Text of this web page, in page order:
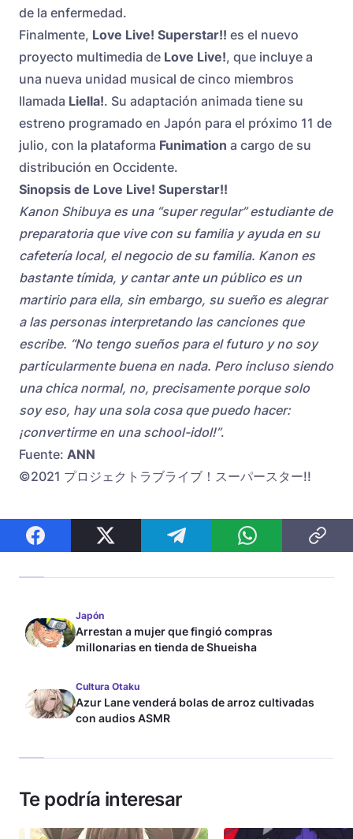
de la enfermedad.
Finalmente, Love Live! Superstar!! es el nuevo
proyecto multimedia de Love Live!, que incluye a
una nueva unidad musical de cinco miembros
llamada Liella!. Su adaptación animada tiene su
estreno programado en Japón para el próximo 11 de
julio, con la plataforma Funimation a cargo de su
distribución en Occidente.
Sinopsis de Love Live! Superstar!!
Kanon Shibuya es una “super regular” estudiante de
preparatoria que vive con su familia y ayuda en su
cafetería local, el negocio de su familia. Kanon es
bastante tímida, y cantar ante un público es un
martirio para ella, sin embargo, su sueño es alegrar
a las personas interpretando las canciones que
escribe. “No tengo sueños para el futuro y no soy
particularmente buena en nada. Pero incluso siendo
una chica normal, no, precisamente porque solo
soy eso, hay una sola cosa que puedo hacer:
¡convertirme en una school-idol!”.
Fuente: ANN
©2021 プロジェクトラブライブ！スーパースター!!
Japón
Arrestan a mujer que fingió compras
millonarias en tienda de Shueisha
Cultura Otaku
Azur Lane venderá bolas de arroz cultivadas
con audios ASMR
Te podría interesar